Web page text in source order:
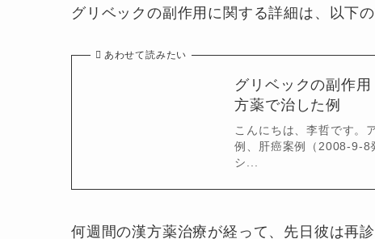
グリベックの副作用に関する詳細は、以下
あわせて読みたい
グリベックの副作
方薬で治した例
こんにちは、李哲です。
例、肝癌案例（2008-9-8
シ...
何週間の漢方薬治療が経って、先日彼は再診